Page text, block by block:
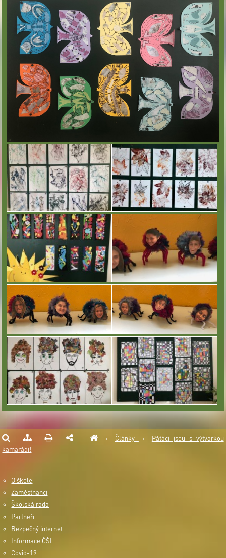
› Články ›
Páťáci jsou s výtvarkou
kamarádi!
O škole
Zaměstnanci
Školská rada
Partneři
Bezpečný internet
Informace ČŠI
Covid-19